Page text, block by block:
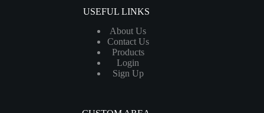
USEFUL LINKS
About Us
Contact Us
Products
Login
Sign Up